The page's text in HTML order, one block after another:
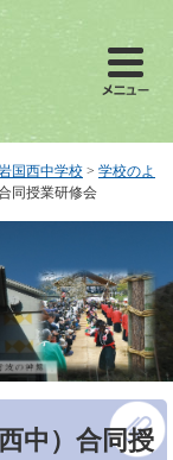
国西中学校 > 学校のよ
同授業研修会
中）合同授